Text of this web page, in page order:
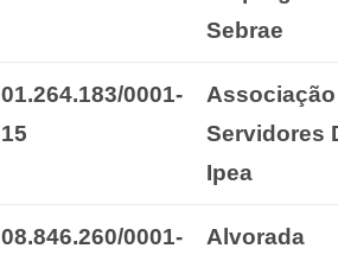
Sebrae
01.264.183/0001-
15
Associação
Servidores
Ipea
08.846.260/0001-
Alvorada